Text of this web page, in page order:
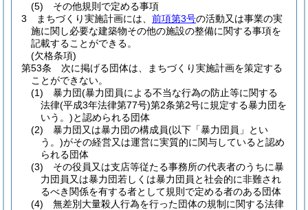
(5)
その他規則で定める事項
3
まちづくり実施計画には、 前項第3号の活動又は事業の実
施に関し必要な建築物その他の施設の整備に関する事項を
記載することができる。
(欠格条項)
第53条
次に掲げる団体は、まちづくり実施計画を策定する
ことができない。
(1)
暴力団(暴力団員による不当な行為の防止等に関する
法律(平成3年法律第77号)第2条第2号に規定する暴力団を
いう。)と認められる団体
(2)
暴力団又は暴力団の構成員(以下「暴力団員」とい
う。)がその経営又は運営に実質的に関与していると認め
られる団体
(3)
その役員又は支店等従たる事務所の代表者のうちに暴
力団員又は暴力団若しくは暴力団員と社会的に非難され
るべき関係を有する者として規則で定める者のある団体
(4)
無差別大量殺人行為を行った団体の規制に関する法律